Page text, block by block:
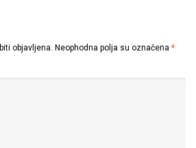
objavljena. Neophodna polja su označena *